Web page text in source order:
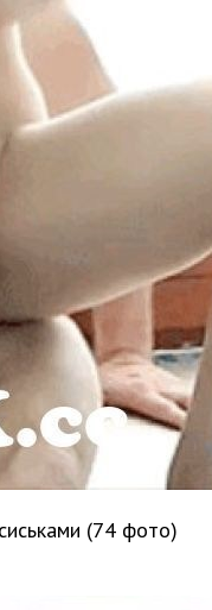
(74 фото)